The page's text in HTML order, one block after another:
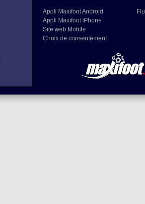
Appli Maxifoot Android
Appli Maxifoot iPhone
Site web Mobile
Choix de consentement